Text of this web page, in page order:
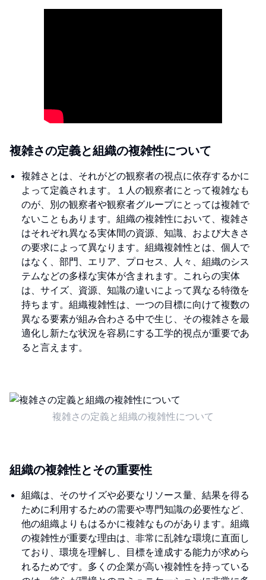
複雑さの定義と組織の複雑性について
複雑さとは、それがどの観察者の視点に依存するかに
よって定義されます。１人の観察者にとって複雑なも
のが、別の観察者や観察者グループにとっては複雑で
ないこともあります。組織の複雑性において、複雑さ
はそれぞれ異なる実体間の資源、知識、および大きさ
の要求によって異なります。組織複雑性とは、個人で
はなく、部門、エリア、プロセス、人々、組織のシス
テムなどの多様な実体が含まれます。これらの実体
は、サイズ、資源、知識の違いによって異なる特徴を
持ちます。組織複雑性は、一つの目標に向けて複数の
異なる要素が組み合わさる中で生じ、その複雑さを最
適化し新たな状況を容易にする工学的視点が重要であ
ると言えます。
複雑さの定義と組織の複雑性について
組織の複雑性とその重要性
組織は、そのサイズや必要なリソース量、結果を得る
ために利用するための需要や専門知識の必要性など、
他の組織よりもはるかに複雑なものがあります。組織
の複雑性が重要な理由は、非常に乱雑な環境に直面し
ており、環境を理解し、目標を達成する能力が求めら
れるためです。多くの企業が高い複雑性を持っている